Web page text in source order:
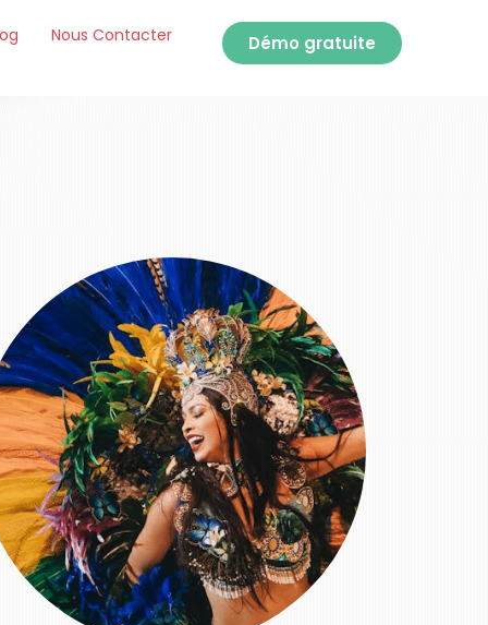
Nous Contacter Démo gratuite